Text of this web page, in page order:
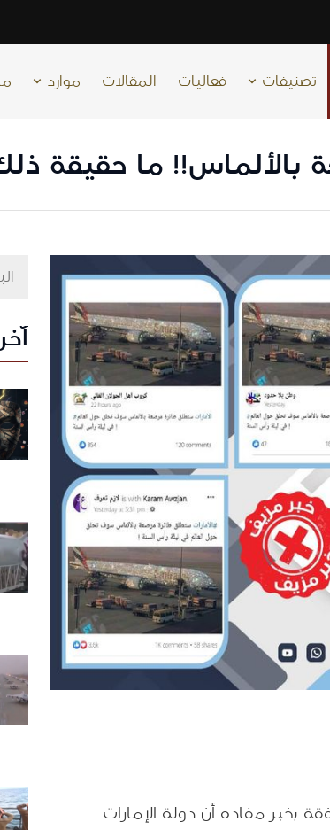
تصنيفات فعاليات المقالات موارد
بالألماس!! ما حقيقة
بخبر مفاده أن دولة الإمارات